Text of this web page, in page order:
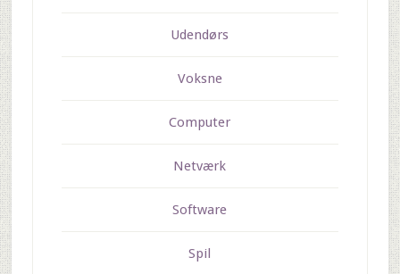
Udendørs
Voksne
Computer
Netværk
Software
Spil